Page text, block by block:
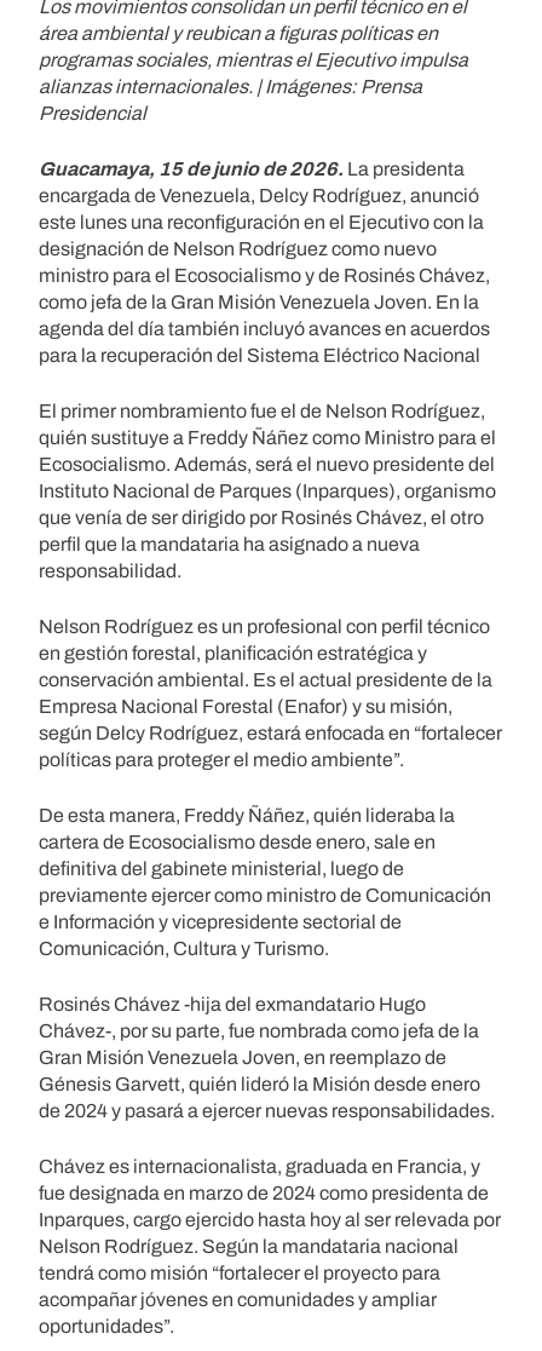
Los movimientos consolidan un perfil técnico en el
área ambiental y reubican a figuras políticas en
programas sociales, mientras el Ejecutivo impulsa
alianzas internacionales. | Imágenes: Prensa
Presidencial
Guacamaya, 15 de junio de 2026. La presidenta
encargada de Venezuela, Delcy Rodríguez, anunció
este lunes una reconfiguración en el Ejecutivo con la
designación de Nelson Rodríguez como nuevo
ministro para el Ecosocialismo y de Rosinés Chávez,
como jefa de la Gran Misión Venezuela Joven. En la
agenda del día también incluyó avances en acuerdos
para la recuperación del Sistema Eléctrico Nacional
El primer nombramiento fue el de Nelson Rodríguez,
quién sustituye a Freddy Ñáñez como Ministro para el
Ecosocialismo. Además, será el nuevo presidente del
Instituto Nacional de Parques (Inparques), organismo
que venía de ser dirigido por Rosinés Chávez, el otro
perfil que la mandataria ha asignado a nueva
responsabilidad.
Nelson Rodríguez es un profesional con perfil técnico
en gestión forestal, planificación estratégica y
conservación ambiental. Es el actual presidente de la
Empresa Nacional Forestal (Enafor) y su misión,
según Delcy Rodríguez, estará enfocada en “fortalecer
políticas para proteger el medio ambiente”.
De esta manera, Freddy Ñáñez, quién lideraba la
cartera de Ecosocialismo desde enero, sale en
definitiva del gabinete ministerial, luego de
previamente ejercer como ministro de Comunicación
e Información y vicepresidente sectorial de
Comunicación, Cultura y Turismo.
Rosinés Chávez -hija del exmandatario Hugo
Chávez-, por su parte, fue nombrada como jefa de la
Gran Misión Venezuela Joven, en reemplazo de
Génesis Garvett, quién lideró la Misión desde enero
de 2024 y pasará a ejercer nuevas responsabilidades.
Chávez es internacionalista, graduada en Francia, y
fue designada en marzo de 2024 como presidenta de
Inparques, cargo ejercido hasta hoy al ser relevada por
Nelson Rodríguez. Según la mandataria nacional
tendrá como misión “fortalecer el proyecto para
acompañar jóvenes en comunidades y ampliar
oportunidades”.